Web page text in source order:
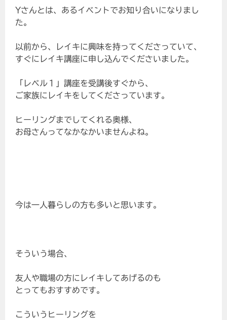
Yさんとは、あるイベントでお知り合いになりまし
た。
以前から、レイキに興味を持ってくださっていて、
すぐにレイキ講座に申し込んでくださいました。
「レベル１」講座を受講後すぐから、
ご家族にレイキをしてくださっています。
ヒーリングまでしてくれる奥様、
お母さんってなかなかいませんよね。
今は一人暮らしの方も多いと思います。
そういう場合、
友人や職場の方にレイキしてあげるのも
とってもおすすめです。
こういうヒーリングを